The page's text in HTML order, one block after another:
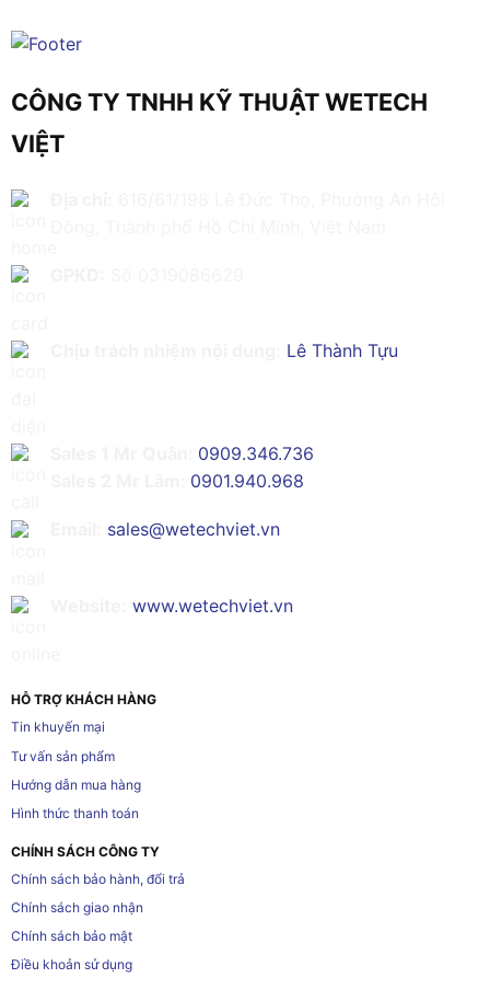
CÔNG TY TNHH KỸ THUẬT WETECH
VIỆT
Lê Thành Tựu
0909.346.736
0901.940.968
sales@wetechviet.vn
www.wetechviet.vn
HỖ TRỢ KHÁCH HÀNG
Tin khuyến mại
Tư vấn sản phẩm
Hướng dẫn mua hàng
Hình thức thanh toán
CHÍNH SÁCH CÔNG TY
Chính sách bảo hành, đổi trả
Chính sách giao nhận
Chính sách bảo mật
Điều khoản sử dụng